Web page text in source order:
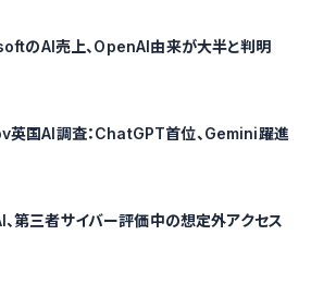
のAI売上、OpenAI由来が大半と判明
英国AI調査：ChatGPT首位、Gemini躍進
第三者サイバー評価中の想定外アクセス